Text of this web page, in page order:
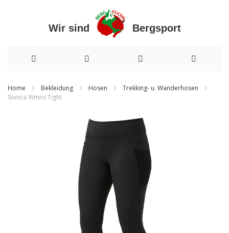
Wir sind Bergsport
zum
Home Bekleidung Hosen
Trekking- u. Wanderhosen
Sonica Wmns Tight